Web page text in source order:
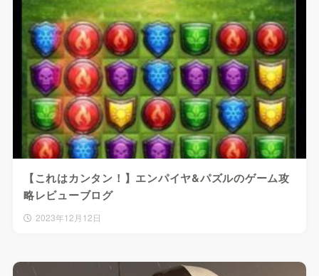
【これはカンタン！】エンパイヤ&パズルのゲーム攻
略レビューブログ
2023年12月12日